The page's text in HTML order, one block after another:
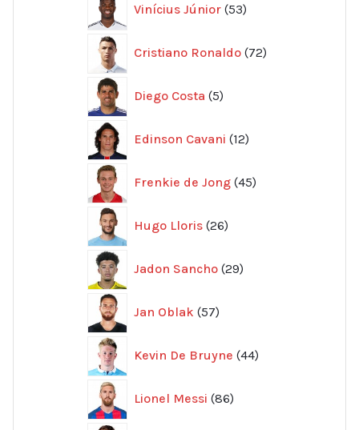
Vinícius Júnior 53
produkter
Cristiano Ronaldo 72
produkter
Diego Costa 5
produkter
Edinson Cavani 12
produkter
Frenkie de Jong 45
produkter
Hugo Lloris 26
produkter
Jadon Sancho 29
produkter
Jan Oblak 57
produkter
Kevin De Bruyne 44
produkter
Lionel Messi 86
produkter